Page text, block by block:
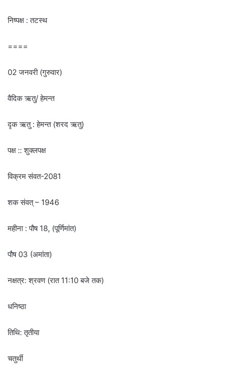
निष्पक्ष : तटस्थ
====
02 जनवरी (गुरुवार)
वैदिक ऋतु/ हेमन्त
दृक ऋतु : हेमन्त (शरद ऋतु)
पक्ष :: शुक्लपक्ष
विक्रम संवत-2081
शक संवत् – 1946
महीना : पौष 18, (पूर्णिमांत)
पौष 03 (अमांता)
नक्षत्र: श्रवण (रात 11:10 बजे तक)
धनिष्ठा
तिथि: तृतीया
चतुर्थी